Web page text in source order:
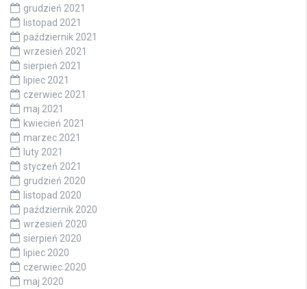
grudzień 2021
listopad 2021
październik 2021
wrzesień 2021
sierpień 2021
lipiec 2021
czerwiec 2021
maj 2021
kwiecień 2021
marzec 2021
luty 2021
styczeń 2021
grudzień 2020
listopad 2020
październik 2020
wrzesień 2020
sierpień 2020
lipiec 2020
czerwiec 2020
maj 2020